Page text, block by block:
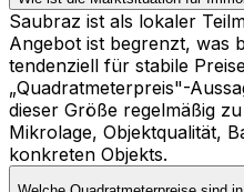
Saubraz ist als lokaler
Angebot ist begrenzt, was
tendenziell für stabile
„Quadratmeterpreis"-
dieser Größe regelmäßig
Mikrolage, Objektqualität,
konkreten Objekts.